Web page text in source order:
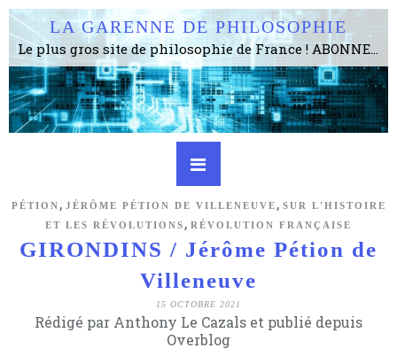
LA GARENNE DE PHILOSOPHIE
Le plus gros site de philosophie de France ! ABONNEZ-VOUS ! 4115 Articles, 1634 abonné·e·s, depuis 2006 . . . . . . . . 2 852 214 pages vues jusqu'à présent. Prestance et être apte à un plus grand nombre de choses.
PÉTION , JÉRÔME PÉTION DE VILLENEUVE , SUR L'HISTOIRE
ET LES RÉVOLUTIONS , RÉVOLUTION FRANÇAISE
GIRONDINS / Jérôme Pétion de
Villeneuve
15 OCTOBRE 2021
Rédigé par Anthony Le Cazals et publié depuis
Overblog